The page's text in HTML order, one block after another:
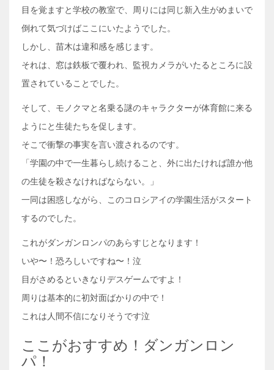
目を覚ますと学校の教室で、周りには同じ新入生がめまいで
倒れて気づけばここにいたようでした。
しかし、苗木は違和感を感じます。
それは、窓は鉄板で覆われ、監視カメラがいたるところに設
置されていることでした。
そして、モノクマと名乗る謎のキャラクターが体育館に来る
ようにと生徒たちを促します。
そこで衝撃の事実を言い渡されるのです。
「学園の中で一生暮らし続けること、外に出たければ誰か他
の生徒を殺さなければならない。」
一同は困惑しながら、このコロシアイの学園生活がスタート
するのでした。
これがダンガンロンパのあらすじとなります！
いや〜！恐ろしいですね〜！泣
目がさめるといきなりデスゲームですよ！
周りは基本的に初対面ばかりの中で！
これは人間不信になりそうです泣
ここがおすすめ！ダンガンロン
パ！